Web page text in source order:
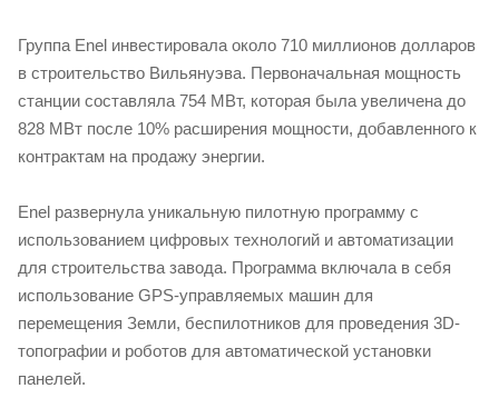
Группа Enel инвестировала около 710 миллионов долларов
в строительство Вильянуэва. Первоначальная мощность
станции составляла 754 МВт, которая была увеличена до
828 МВт после 10% расширения мощности, добавленного к
контрактам на продажу энергии.
Enel развернула уникальную пилотную программу с
использованием цифровых технологий и автоматизации
для строительства завода. Программа включала в себя
использование GPS-управляемых машин для
перемещения Земли, беспилотников для проведения 3D-
топографии и роботов для автоматической установки
панелей.